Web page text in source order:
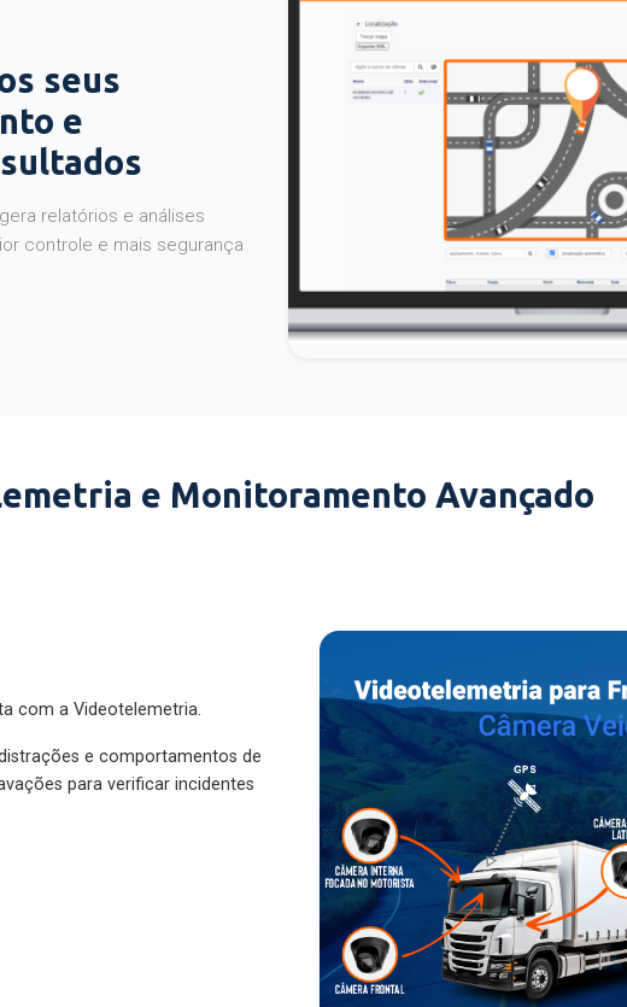
seus
e
relatórios e análises
controle e mais segurança
e Monitoramento Avançado
com a Videotelemetria.
e comportamentos de
para verificar incidentes